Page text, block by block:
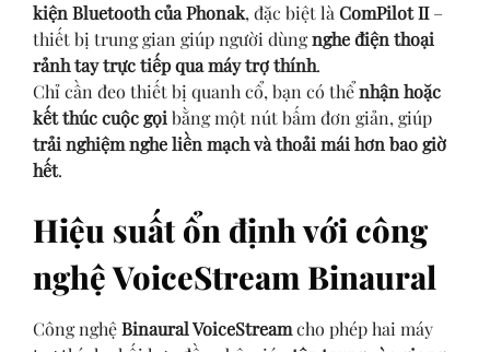
kiện Bluetooth của Phonak, đặc biệt là ComPilot II–
thiết bị trung gian giúp người dùngnghe điện thoại
rảnh tay trực tiếp qua máy trợ thính.
Chỉ cần đeo thiết bị quanh cổ, bạn có thểnhận hoặc
kết thúc cuộc gọi bằng một nút bấm đơn giản, giúp
trải nghiệm nghe liền mạch và thoải mái hơn bao giờ
hết.
Hiệu suất ổn định với công
nghệ VoiceStream Binaural
Công nghệBinaural VoiceStreamcho phép hai máy